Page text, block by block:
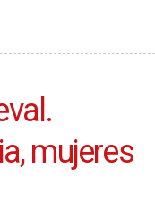
mujeres